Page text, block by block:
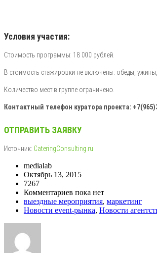
Условия участия:
Стоимость программы: 18 000 рублей.
В стоимость стажировки не включены: обеды,
Количество мест в группе ограничено.
Контактный телефон куратора проекта:
ОТПРАВИТЬ ЗАЯВКУ
Источник: CateringConsulting.ru
medialab
Октябрь 13, 2015
7267
Комментариев пока нет
выездные мероприятия, маркетинг
Новости event-рынка, Новости